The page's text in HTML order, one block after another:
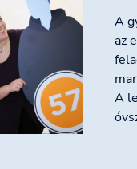
A
az
A